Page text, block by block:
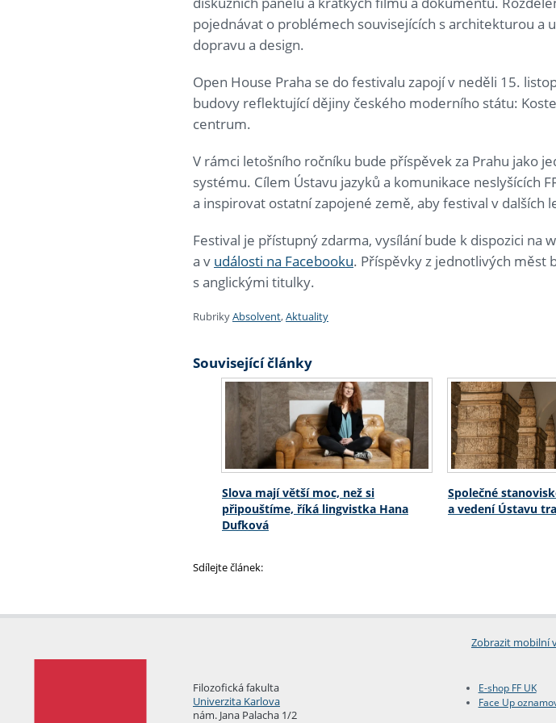
pojednávat o problémech souvisejících s architekturou
dopravu a design.
Open House Praha se do festivalu zapojí v neděli 15.
budovy reflektující dějiny českého moderního státu:
centrum.
V rámci letošního ročníku bude příspěvek za Prahu jako
systému. Cílem Ústavu jazyků a komunikace neslyšících
a inspirovat ostatní zapojené země, aby festival v dalších
Festival je přístupný zdarma, vysílání bude k dispozici na
a v události na Facebooku. Příspěvky z jednotlivých měst
s anglickými titulky.
RubrikyAbsolvent,Aktuality
Související články
Slova mají větší moc, než si
připouštíme, říká lingvistka Hana
Dufková
Společné
a vedení Ústavu
Sdílejte článek:
Zobrazit mobilní
Filozofická fakulta
Univerzita Karlova
nám. Jana Palacha 1/2
E-shop FF UK
Face Up